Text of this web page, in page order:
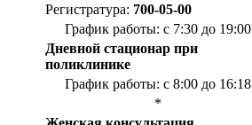
Регистратура: 700-05-00
График работы: с 7:30 до 19:00
Дневной стационар при
поликлинике
График работы: с 8:00 до 16:18
*